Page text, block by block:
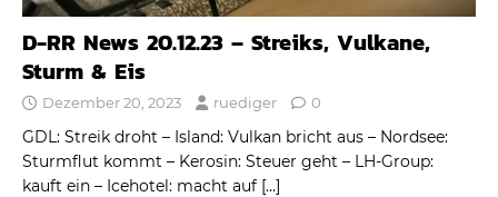
D-RR News 20.12.23 – Streiks, Vulkane,
Sturm & Eis
Dezember 20, 2023 ruediger 0
GDL: Streik droht – Island: Vulkan bricht aus – Nordsee:
Sturmflut kommt – Kerosin: Steuer geht – LH-Group:
kauft ein – Icehotel: macht auf […]